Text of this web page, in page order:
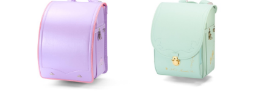
可愛さ華やぐローズピンクのランドセル！お子さまに一番
似合うピンク色を選ぶ方法も紹介
安らぎと上品さ 「ピンクベージュ」ランドセルの選び方
サックス（水色） ランドセルの